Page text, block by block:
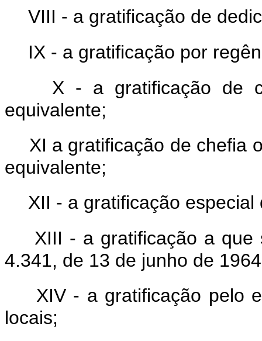
VIII - a gratificação de
IX - a gratificação por
X - a gratificação de
equivalente;
XI a gratificação de chefia
equivalente;
XII - a gratificação especial
XIII - a gratificação a que
4.341, de 13 de junho de
XIV - a gratificação pelo
locais;